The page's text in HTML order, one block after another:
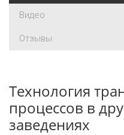
Видео
Отзывы
Технология
процессов в
заведениях